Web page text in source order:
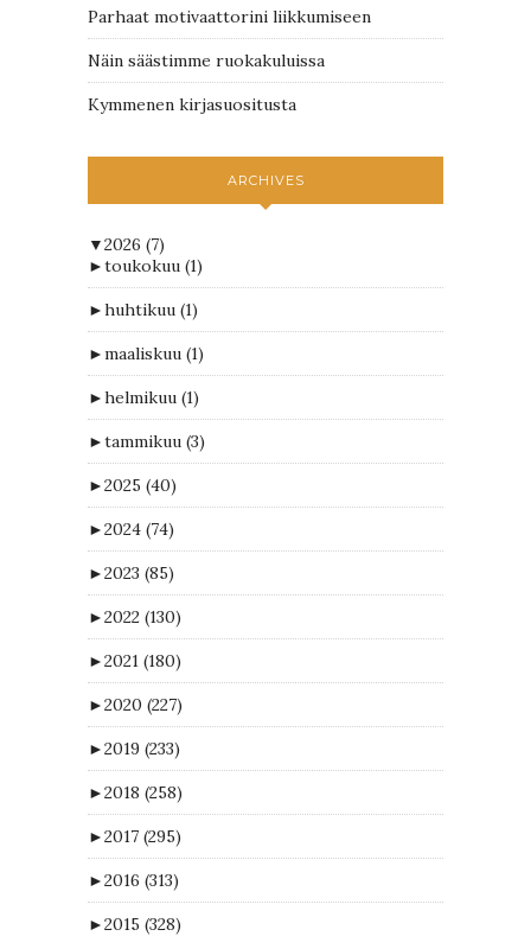
Parhaat motivaattorini liikkumiseen
Näin säästimme ruokakuluissa
Kymmenen kirjasuositusta
ARCHIVES
▼2026 (7)
►toukokuu (1)
►huhtikuu (1)
►maaliskuu (1)
►helmikuu (1)
►tammikuu (3)
►2025 (40)
►2024 (74)
►2023 (85)
►2022 (130)
►2021 (180)
►2020 (227)
►2019 (233)
►2018 (258)
►2017 (295)
►2016 (313)
►2015 (328)